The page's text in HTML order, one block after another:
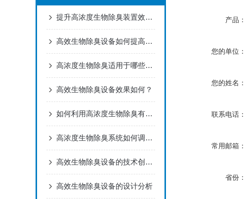
提升高浓度生物除臭装置效率的关键因素分析
高效生物除臭设备如何提高除臭效率？
高浓度生物除臭适用于哪些类型的臭气源？
高效生物除臭设备效果如何？
如何利用高浓度生物除臭有效控制异味
高浓度生物除臭系统如何调节并应对浓度变化
高效生物除臭设备的技术创新与发展趋势
高效生物除臭设备的设计分析
产品：
您的单位：
您的姓名：
联系电话：
常用邮箱：
省份：